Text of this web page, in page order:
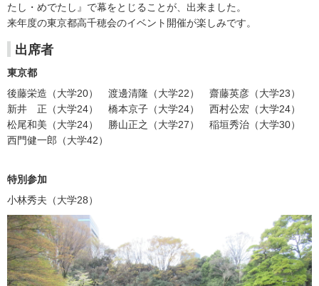
たし・めでたし』で幕をとじることが、出来ました。
来年度の東京都高千穂会のイベント開催が楽しみです。
出席者
東京都
後藤栄造（大学20） 渡邊清隆（大学22） 齋藤英彦（大学23）
新井 正（大学24） 橋本京子（大学24） 西村公宏（大学24）
松尾和美（大学24） 勝山正之（大学27） 稲垣秀治（大学30）
西門健一郎（大学42）
特別参加
小林秀夫（大学28）